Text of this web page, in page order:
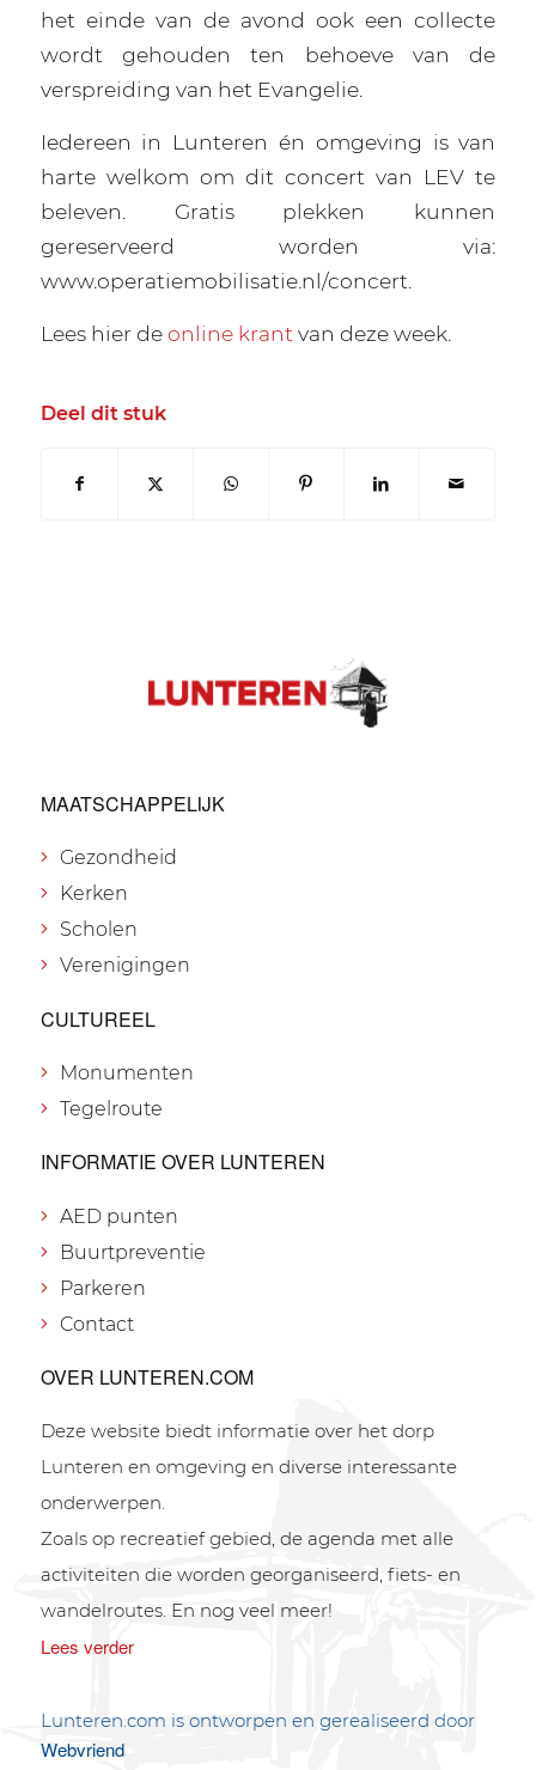
het einde van de avond ook een collecte
wordt gehouden ten behoeve van de
verspreiding van het Evangelie.
Iedereen in Lunteren én omgeving is van
harte welkom om dit concert van LEV te
beleven. Gratis plekken kunnen
gereserveerd worden via:
www.operatiemobilisatie.nl/concert.
Lees hier deonline krant van deze week.
Deel dit stuk
MAATSCHAPPELIJK
Gezondheid
Kerken
Scholen
Verenigingen
CULTUREEL
Monumenten
Tegelroute
INFORMATIE OVER LUNTEREN
AED punten
Buurtpreventie
Parkeren
Contact
OVER LUNTEREN.COM
Deze website biedt informatie over het dorp
Lunteren en omgeving en diverse interessante
onderwerpen.
Zoals op recreatief gebied, de agenda met alle
activiteiten die worden georganiseerd, fiets- en
wandelroutes. En nog veel meer!
Lees verder
Lunteren.com is ontworpen en gerealiseerd door
Webvriend